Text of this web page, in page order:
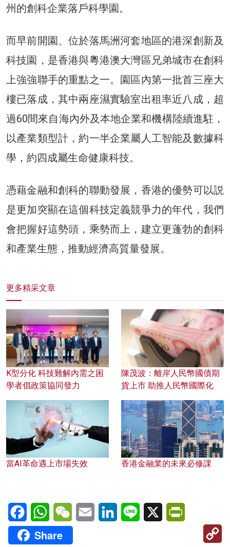
州的創科企業落戶科學園。
而早前開園、位於落馬洲河套地區的港深創新及
科技園，是香港與粵港澳大灣區兄弟城市在創科
上強強聯手的重點之一。園區內第一批首三座大
樓已落成，其中兩座濕實驗室出租率近八成，超
過60間來自海內外及本地企業和機構陸續進駐，
以產業類型計，約一半企業屬人工智能及數據科
學，約四成屬生命健康科技。
憑藉金融和創科的聯動發展，香港的優勢可以説
是更加突顯在這個科技定義競爭力的年代，我們
會把握好這勢頭，乘勢而上，建立更蓬勃的創科
和產業生態，推動經濟高質量發展。
更多精采文章
K型分化 科技難解內需之困
學者倡政策協同發力
陳茂波：離岸人民幣國債期
貨上市 助推人民幣國際化
當AI革命遇上市場失效 香港金融業的未來必修課
FacebookWhatsAppWeChatEmail LinkedInLine X
Share